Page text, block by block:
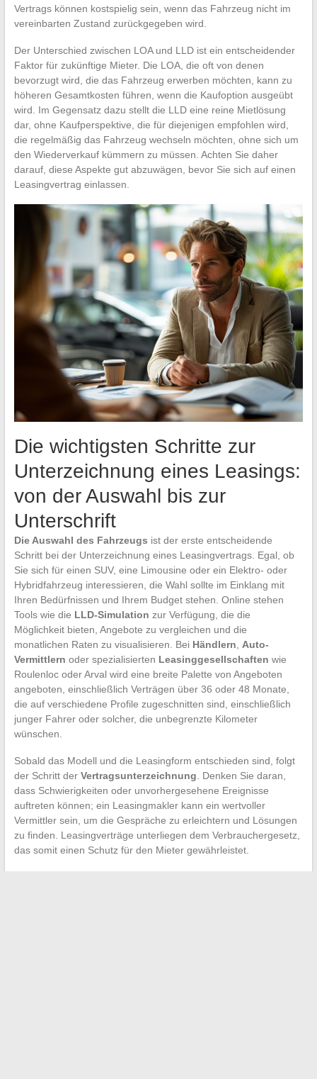
Vertrags können kostspielig sein, wenn das Fahrzeug nicht im
vereinbarten Zustand zurückgegeben wird.
Der Unterschied zwischen LOA und LLD ist ein entscheidender
Faktor für zukünftige Mieter. Die LOA, die oft von denen
bevorzugt wird, die das Fahrzeug erwerben möchten, kann zu
höheren Gesamtkosten führen, wenn die Kaufoption ausgeübt
wird. Im Gegensatz dazu stellt die LLD eine reine Mietlösung
dar, ohne Kaufperspektive, die für diejenigen empfohlen wird,
die regelmäßig das Fahrzeug wechseln möchten, ohne sich um
den Wiederverkauf kümmern zu müssen. Achten Sie daher
darauf, diese Aspekte gut abzuwägen, bevor Sie sich auf einen
Leasingvertrag einlassen.
Die wichtigsten Schritte zur
Unterzeichnung eines Leasings:
von der Auswahl bis zur
Unterschrift
Die Auswahl des Fahrzeugs ist der erste entscheidende
Schritt bei der Unterzeichnung eines Leasingvertrags. Egal, ob
Sie sich für einen SUV, eine Limousine oder ein Elektro- oder
Hybridfahrzeug interessieren, die Wahl sollte im Einklang mit
Ihren Bedürfnissen und Ihrem Budget stehen. Online stehen
Tools wie die LLD-Simulation zur Verfügung, die die
Möglichkeit bieten, Angebote zu vergleichen und die
monatlichen Raten zu visualisieren. Bei Händlern, Auto-
Vermittlern oder spezialisierten Leasinggesellschaften wie
Roulenloc oder Arval wird eine breite Palette von Angeboten
angeboten, einschließlich Verträgen über 36 oder 48 Monate,
die auf verschiedene Profile zugeschnitten sind, einschließlich
junger Fahrer oder solcher, die unbegrenzte Kilometer
wünschen.
Sobald das Modell und die Leasingform entschieden sind, folgt
der Schritt der Vertragsunterzeichnung. Denken Sie daran,
dass Schwierigkeiten oder unvorhergesehene Ereignisse
auftreten können; ein Leasingmakler kann ein wertvoller
Vermittler sein, um die Gespräche zu erleichtern und Lösungen
zu finden. Leasingverträge unterliegen dem Verbrauchergesetz,
das somit einen Schutz für den Mieter gewährleistet.